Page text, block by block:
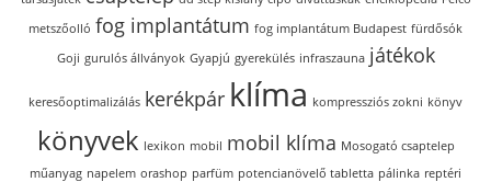
metszőolló fog implantátum fog implantátum Budapest fürdősók
Goji gurulós állványok Gyapjú gyerekülés infraszauna játékok
keresőoptimalizálás kerékpár klíma kompressziós zokni könyv
könyvek lexikon mobil mobil klíma Mosogató csaptelep
műanyag napelem orashop parfüm potencianövelő tabletta pálinka reptéri